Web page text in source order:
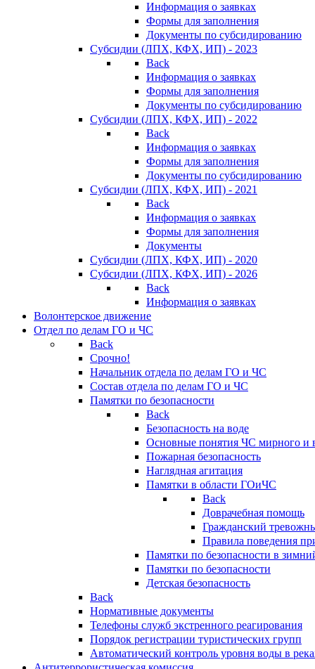
Информация о заявках
Формы для заполнения
Документы по субсидированию
Субсидии (ЛПХ, КФХ, ИП) - 2023
Back
Информация о заявках
Формы для заполнения
Документы по субсидированию
Субсидии (ЛПХ, КФХ, ИП) - 2022
Back
Информация о заявках
Формы для заполнения
Документы по субсидированию
Субсидии (ЛПХ, КФХ, ИП) - 2021
Back
Информация о заявках
Формы для заполнения
Документы
Субсидии (ЛПХ, КФХ, ИП) - 2020
Субсидии (ЛПХ, КФХ, ИП) - 2026
Back
Информация о заявках
Волонтерское движение
Отдел по делам ГО и ЧС
Back
Срочно!
Начальник отдела по делам ГО и ЧС
Состав отдела по делам ГО и ЧС
Памятки по безопасности
Back
Безопасность на воде
Основные понятия ЧС мирного и
Пожарная безопасность
Наглядная агитация
Памятки в области ГОиЧС
Back
Доврачебная помощь
Гражданский
Правила поведения
Памятки по безопасности в
Памятки по безопасности
Детская безопасность
Back
Нормативные документы
Телефоны служб экстренного реагирования
Порядок регистрации туристических групп
Автоматический контроль уровня воды в